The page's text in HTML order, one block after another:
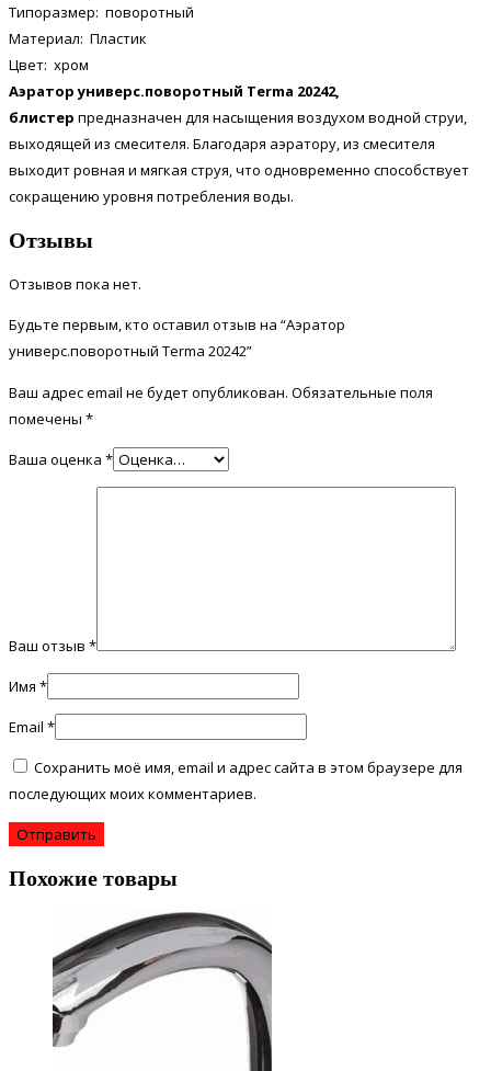
Типоразмер: поворотный
Материал: Пластик
Цвет: хром
Аэратор универс.поворотный Terma 20242,
блистер предназначен для насыщения воздухом водной струи,
выходящей из смесителя. Благодаря аэратору, из смесителя
выходит ровная и мягкая струя, что одновременно способствует
сокращению уровня потребления воды.
Отзывы
Отзывов пока нет.
Будьте первым, кто оставил отзыв на “Аэратор
универс.поворотный Terma 20242”
Ваш адрес email не будет опубликован. Обязательные поля
помечены *
Ваша оценка *
Ваш отзыв *
Имя *
Email *
Сохранить моё имя, email и адрес сайта в этом браузере для
последующих моих комментариев.
Похожие товары